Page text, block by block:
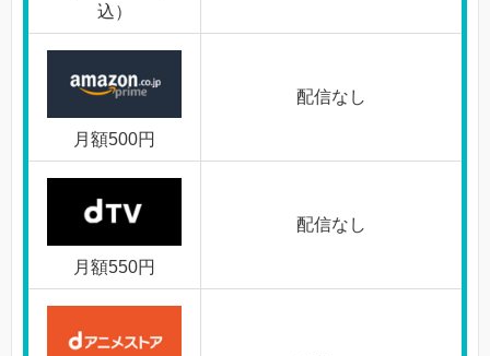
込）
月額500円
配信なし
月額550円
配信なし